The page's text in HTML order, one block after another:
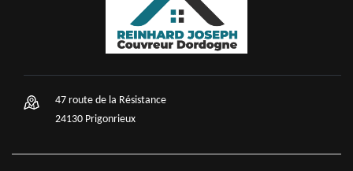
47 route de la Résistance
24130 Prigonrieux